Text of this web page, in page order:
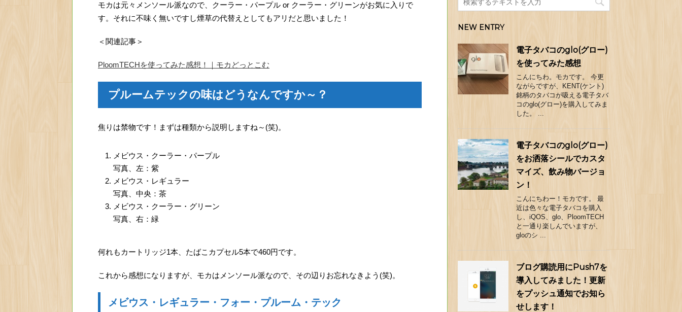
モカは元々メンソール派なので、クーラー・パープル or クーラー・グリーンがお気に入りで
す。それに不味く無いですし煙草の代替えとしてもアリだと思いました！
＜関連記事＞
PloomTECHを使ってみた感想！｜モカどっとこむ
プルームテックの味はどうなんですか～？
焦りは禁物です！まずは種類から説明しますね～(笑)。
メビウス・クーラー・パープル
写真、左：紫
メビウス・レギュラー
写真、中央：茶
メビウス・クーラー・グリーン
写真、右：緑
何れもカートリッジ1本、たばこカプセル5本で460円です。
これから感想になりますが、モカはメンソール派なので、その辺りお忘れなきよう(笑)。
メビウス・レギュラー・フォー・プルーム・テック
NEW ENTRY
電子タバコのglo(グロー)
を使ってみた感想
こんにちわ。モカです。 今更
ながらですが、KENT(ケント)
銘柄のタバコが吸える電子タバ
コのglo(グロー)を購入してみま
した。 ...
電子タバコのglo(グロー)
をお洒落シールでカスタ
マイズ、飲み物バージョ
ン！
こんにちわー！モカです。 最
近は色々な電子タバコを購入
し、iQOS、glo、PloomTECH
と一通り楽しんでいますが、
gloのシ ...
ブログ購読用にPush7を
導入してみました！更新
をプッシュ通知でお知ら
せします！